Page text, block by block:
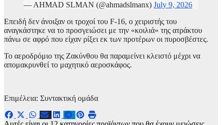
— AHMAD SLMAN (@ahmadslmanx) July 9, 2026
Επειδή δεν άνοιξαν οι τροχοί του F-16, ο χειριστής του
αναγκάστηκε να το προσγειώσει με την «κοιλιά» της ατράκτου
πάνω σε αφρό που είχαν ρίξει εκ των προτέρων οι πυροσβέστες.
Το αεροδρόμιο της Ζακύνθου θα παραμείνει κλειστό μέχρι να
απομακρυνθεί το μαχητικό αεροσκάφος.
Επιμέλεια: Συντακτική ομάδα